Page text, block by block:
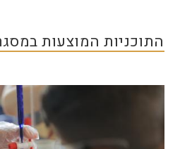
התוכניות המוצעות